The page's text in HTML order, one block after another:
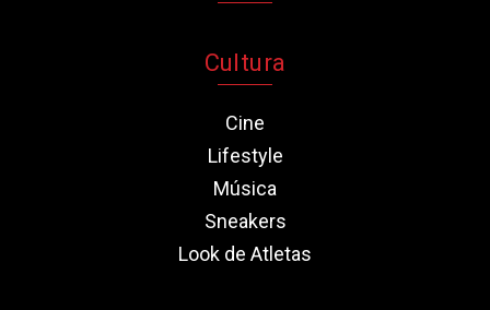
Cultura
Cine
Lifestyle
Música
Sneakers
Look de Atletas